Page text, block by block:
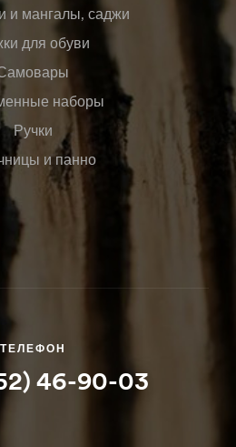
и мангалы, саджи
для обуви
наборы
Ручки
и панно
ТЕЛЕФОН
46-90-03